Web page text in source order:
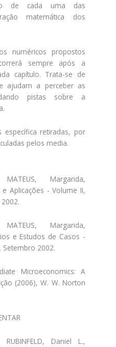
de cada uma das
matemática dos
numéricos propostos
sempre após a
capítulo. Trata-se de
ajudam a perceber as
pistas sobre a
específica retiradas, por
pelos media.
Margarida,
Aplicações - Volume II,
Margarida,
e Estudos de Casos -
Setembro 2002.
Microeconomics: A
(2006), W. W. Norton
Daniel L.,